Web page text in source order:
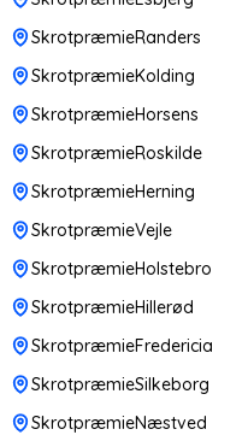
SkrotpræmieRanders
SkrotpræmieKolding
SkrotpræmieHorsens
SkrotpræmieRoskilde
SkrotpræmieHerning
SkrotpræmieVejle
SkrotpræmieHolstebro
SkrotpræmieHillerød
SkrotpræmieFredericia
SkrotpræmieSilkeborg
SkrotpræmieNæstved